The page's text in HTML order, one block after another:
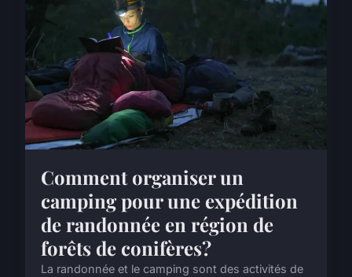
Comment organiser un
camping pour une expédition
de randonnée en région de
forêts de conifères?
La randonnée et le camping sont des activités de